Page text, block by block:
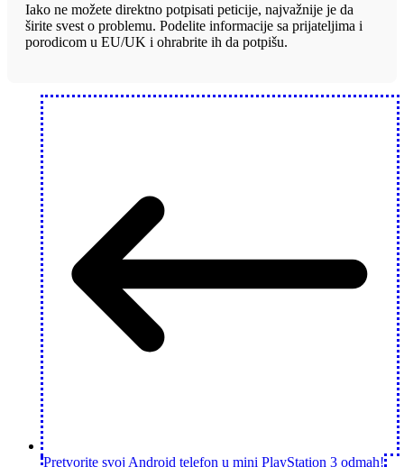
Iako ne možete direktno potpisati peticije, najvažnije je da
širite svest o problemu. Podelite informacije sa prijateljima i
porodicom u EU/UK i ohrabrite ih da potpišu.
Pretvorite svoj Android telefon u mini PlayStation 3 odmah!